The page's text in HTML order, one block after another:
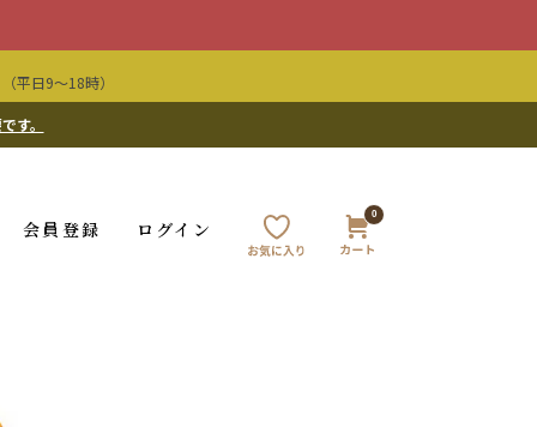
（平日9〜18時）
す。
会員登録 ログイン
0